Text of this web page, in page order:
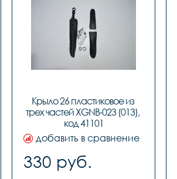
Крыло 26 пластиковое из
трех частей XGNB-023 (013),
код 41101
добавить в сравнение
330 руб.